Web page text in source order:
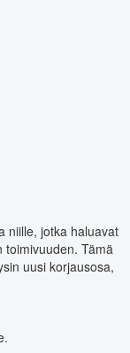
niille, jotka haluavat
Tämä
uusi korjausosa,